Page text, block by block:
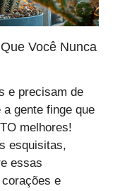
Você Nunca
e precisam de
gente finge que
melhores!
esquisitas,
essas
e